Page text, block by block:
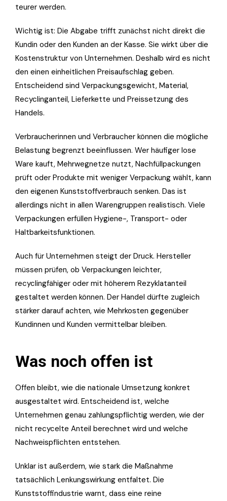
teurer werden.
Wichtig ist: Die Abgabe trifft zunächst nicht direkt die
Kundin oder den Kunden an der Kasse. Sie wirkt über die
Kostenstruktur von Unternehmen. Deshalb wird es nicht
den einen einheitlichen Preisaufschlag geben.
Entscheidend sind Verpackungsgewicht, Material,
Recyclinganteil, Lieferkette und Preissetzung des
Handels.
Verbraucherinnen und Verbraucher können die mögliche
Belastung begrenzt beeinflussen. Wer häufiger lose
Ware kauft, Mehrwegnetze nutzt, Nachfüllpackungen
prüft oder Produkte mit weniger Verpackung wählt, kann
den eigenen Kunststoffverbrauch senken. Das ist
allerdings nicht in allen Warengruppen realistisch. Viele
Verpackungen erfüllen Hygiene-, Transport- oder
Haltbarkeitsfunktionen.
Auch für Unternehmen steigt der Druck. Hersteller
müssen prüfen, ob Verpackungen leichter,
recyclingfähiger oder mit höherem Rezyklatanteil
gestaltet werden können. Der Handel dürfte zugleich
stärker darauf achten, wie Mehrkosten gegenüber
Kundinnen und Kunden vermittelbar bleiben.
Was noch offen ist
Offen bleibt, wie die nationale Umsetzung konkret
ausgestaltet wird. Entscheidend ist, welche
Unternehmen genau zahlungspflichtig werden, wie der
nicht recycelte Anteil berechnet wird und welche
Nachweispflichten entstehen.
Unklar ist außerdem, wie stark die Maßnahme
tatsächlich Lenkungswirkung entfaltet. Die
Kunststoffindustrie warnt, dass eine reine